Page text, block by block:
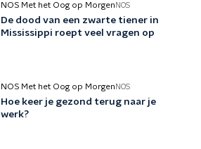
NOS Met het Oog op Morgen NOS
De dood van een zwarte tiener in
Mississippi roept veel vragen op
NOS Met het Oog op Morgen NOS
Hoe keer je gezond terug naar je
werk?